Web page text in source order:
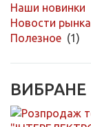
Наши новинки
Новости рынка
Полезное (1)
ВИБРАНЕ